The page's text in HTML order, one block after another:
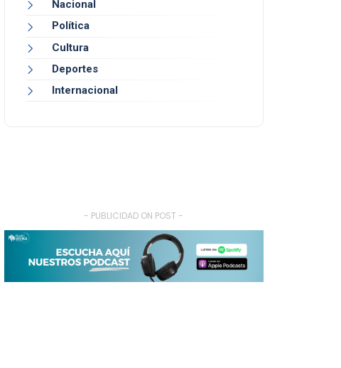
Nacional
Política
Cultura
Deportes
Internacional
- PUBLICIDAD ON POST -